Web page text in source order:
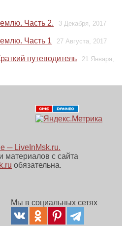
Часть 2. 3 Декабря, 2017
Часть 1 27 Августа, 2017
путеводитель 21 Января,
─ LiveInMsk.ru.
материалов с сайта
обязательна.
Мы в социальных сетях